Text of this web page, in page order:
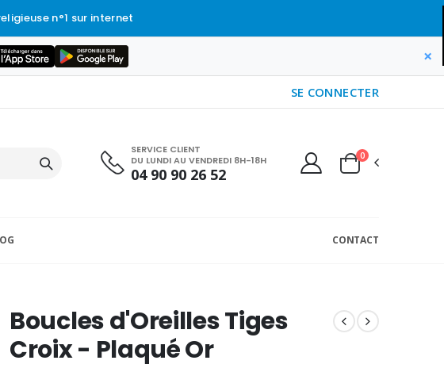
n°1 sur internet
×
SE CONNECTER
SERVICE CLIENT
DU LUNDI AU VENDREDI 8H-18H
04 90 90 26 52
0
CONTACT
Boucles d'Oreilles Tiges
Croix - Plaqué Or